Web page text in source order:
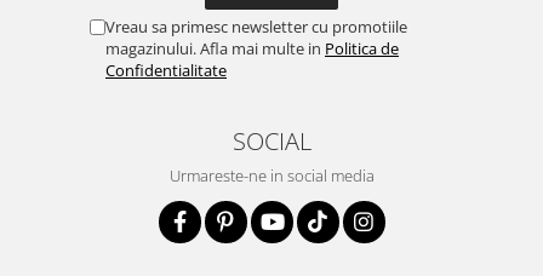
Vreau sa primesc newsletter cu promotiile
magazinului. Afla mai multe in Politica de
Confidentialitate
SOCIAL
Urmareste-ne in social media